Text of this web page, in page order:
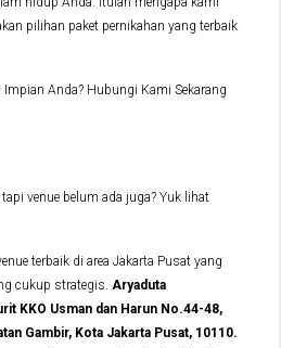
pilihan paket pernikahan yang terbaik
Anda? Hubungi Kami Sekarang
venue belum ada juga? Yuk lihat
terbaik di area Jakarta Pusat yang
cukup strategis. Aryaduta
KKO Usman dan Harun No.44-48,
Gambir, Kota Jakarta Pusat, 10110.